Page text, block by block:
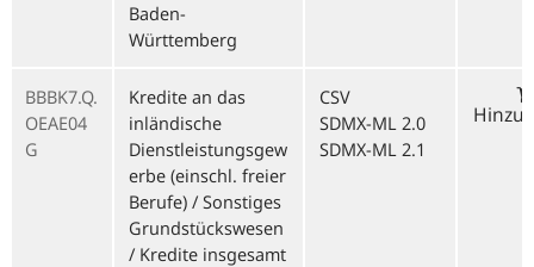
Baden-
Württemberg
BBBK7.Q.
OEAE04
G
Kredite an das
inländische
Dienstleistungsgew
erbe (einschl. freier
Berufe) / Sonstiges
Grundstückswesen
/ Kredite insgesamt
CSV
SDMX-ML 2.0
SDMX-ML 2.1